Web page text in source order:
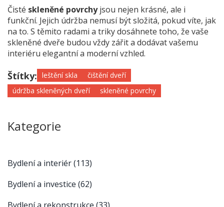
Čisté skleněné povrchyjsou nejen krásné, ale i
funkční. Jejich údržba nemusí být složitá, pokud víte, jak
na to. S těmito radami a triky dosáhnete toho, že vaše
skleněné dveře budou vždy zářit a dodávat vašemu
interiéru elegantní a moderní vzhled.
Štítky: leštění skla
čištění dveří
údržba skleněných dveří
skleněné povrchy
Kategorie
Bydlení a interiér(113)
Bydlení a investice (62)